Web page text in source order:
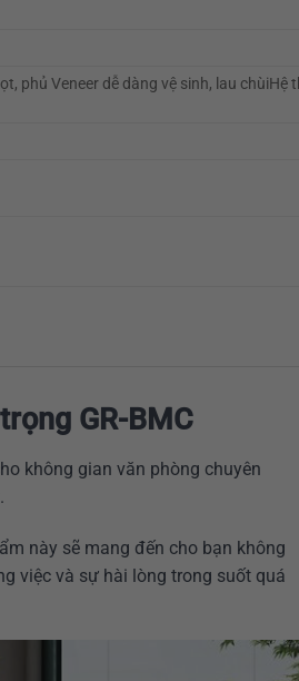
phủ Veneer dễ dàng vệ sinh, lau chùiHệ
GR-BMC
không gian văn phòng chuyên
này sẽ mang đến cho bạn không
việc và sự hài lòng trong suốt quá